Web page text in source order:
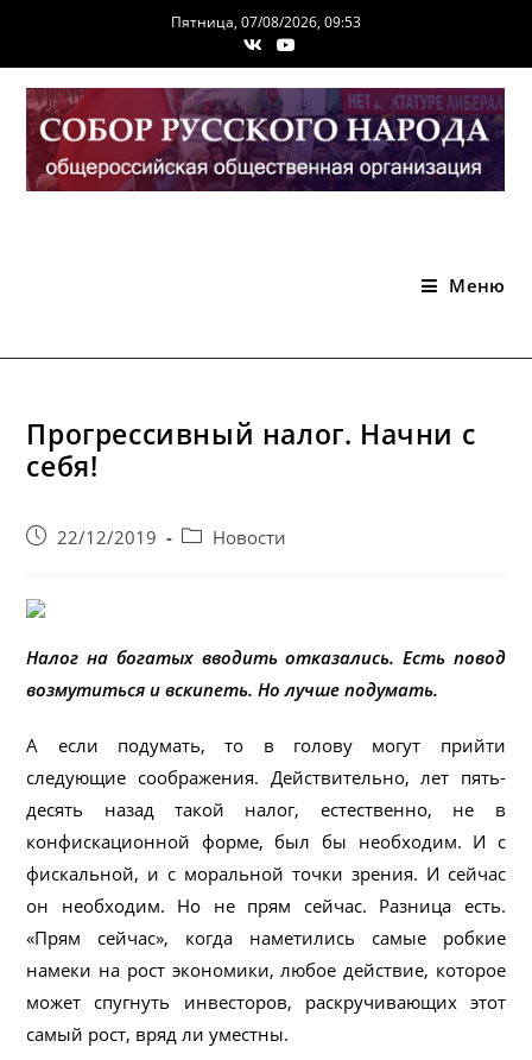
содержимому
Пятница, 07/08/2026, 09:53
Меню
Прогрессивный налог. Начни с
себя!
Запись22/12/2019
PostНовости
Налог на богатых вводить отказались. Есть повод
возмутиться и вскипеть. Но лучше подумать.
А если подумать, то в голову могут прийти
следующие соображения. Действительно, лет пять-
десять назад такой налог, естественно, не в
конфискационной форме, был бы необходим. И с
фискальной, и с моральной точки зрения. И сейчас
он необходим. Но не прям сейчас. Разница есть.
«Прям сейчас», когда наметились самые робкие
намеки на рост экономики, любое действие, которое
может спугнуть инвесторов, раскручивающих этот
самый рост, вряд ли уместны.